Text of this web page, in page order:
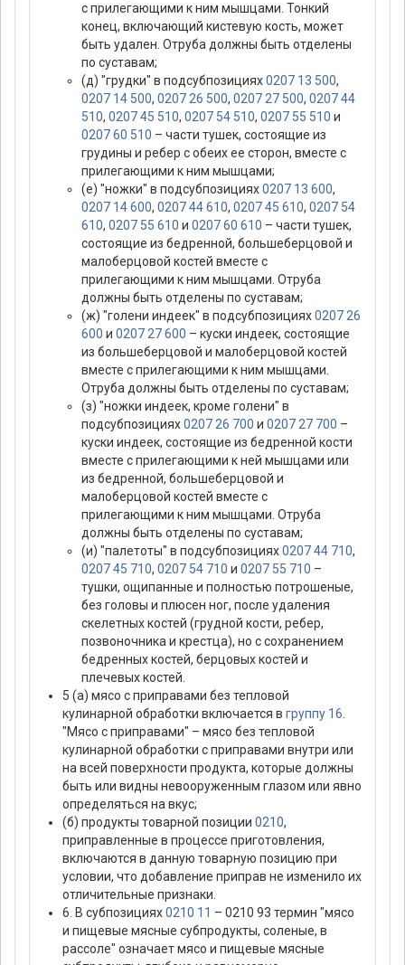
с прилегающими к ним мышцами. Тонкий
конец, включающий кистевую кость, может
быть удален. Отруба должны быть отделены
по суставам;
(д) "грудки" в подсубпозициях0207 13 500,
0207 14 500, 0207 26 500, 0207 27 500, 0207 44
510, 0207 45 510, 0207 54 510, 0207 55 510 и
0207 60 510 – части тушек, состоящие из
грудины и ребер с обеих ее сторон, вместе с
прилегающими к ним мышцами;
(е) "ножки" в подсубпозициях0207 13 600,
0207 14 600, 0207 44 610, 0207 45 610, 0207 54
610, 0207 55 610 и 0207 60 610 – части тушек,
состоящие из бедренной, большеберцовой и
малоберцовой костей вместе с
прилегающими к ним мышцами. Отруба
должны быть отделены по суставам;
(ж) "голени индеек" в подсубпозициях0207 26
600 и 0207 27 600 – куски индеек, состоящие
из большеберцовой и малоберцовой костей
вместе с прилегающими к ним мышцами.
Отруба должны быть отделены по суставам;
(з) "ножки индеек, кроме голени" в
подсубпозициях0207 26 700 и 0207 27 700 –
куски индеек, состоящие из бедренной кости
вместе с прилегающими к ней мышцами или
из бедренной, большеберцовой и
малоберцовой костей вместе с
прилегающими к ним мышцами. Отруба
должны быть отделены по суставам;
(и) "палетоты" в подсубпозициях0207 44 710,
0207 45 710, 0207 54 710 и 0207 55 710 –
тушки, ощипанные и полностью потрошеные,
без головы и плюсен ног, после удаления
скелетных костей (грудной кости, ребер,
позвоночника и крестца), но с сохранением
бедренных костей, берцовых костей и
плечевых костей.
5 (а) мясо с приправами без тепловой
кулинарной обработки включается в группу 16
"Мясо с приправами" – мясо без тепловой
кулинарной обработки с приправами внутри или
на всей поверхности продукта, которые должны
быть или видны невооруженным глазом или явно
определяться на вкус;
(б) продукты товарной позиции 0210,
приправленные в процессе приготовления,
включаются в данную товарную позицию при
условии, что добавление приправ не изменило их
отличительные признаки.
6. В субпозициях0210 11 – 0210 93 термин "мясо
и пищевые мясные субпродукты, соленые, в
рассоле" означает мясо и пищевые мясные